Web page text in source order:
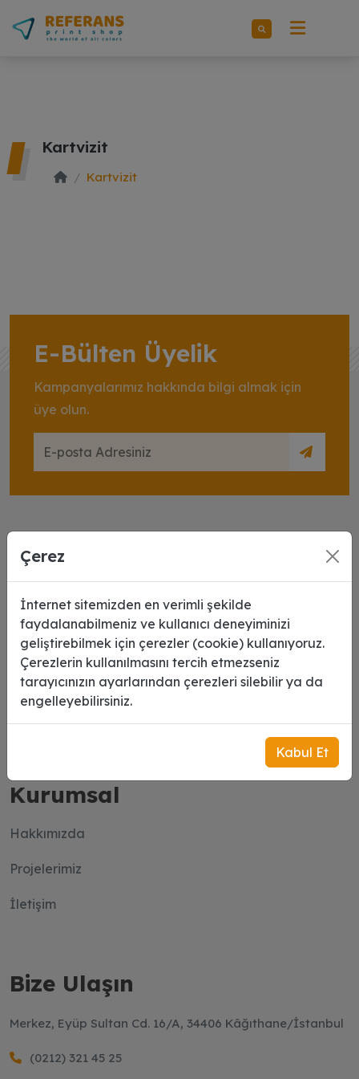
Kartvizit
Kartvizit
E-Bülten Üyelik
Kampanyalarımız hakkında bilgi almak için
üye olun.
2007 yılında tutku dolu girişimciler tarafından kurulan
şirketimiz reklam, copy center, dijital baskı ve
promosyon ürünleri alanında sektörde öncü bir firmadır.
Kurumsal
Hakkımızda
Projelerimiz
İletişim
Bize Ulaşın
Merkez, Eyüp Sultan Cd. 16/A, 34406 Kâğıthane/İstanbul
(0212) 321 45 25
Çerez
İnternet sitemizden en verimli şekilde
faydalanabilmeniz ve kullanıcı deneyiminizi
geliştirebilmek için çerezler (cookie) kullanıyoruz.
Çerezlerin kullanılmasını tercih etmezseniz
tarayıcınızın ayarlarından çerezleri silebilir ya da
engelleyebilirsiniz.
Kabul Et